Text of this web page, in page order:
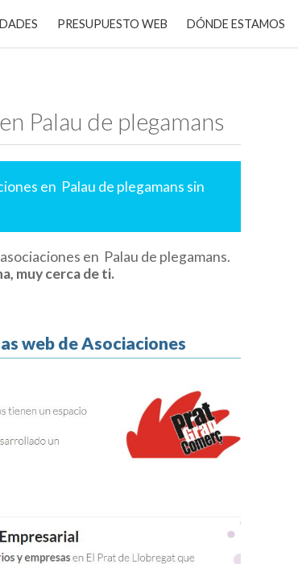
PRESUPUESTO WEB DÓNDE ESTAMOS
Palau de plegamans
en Palau de plegamans sin
en Palau de plegamans.
muy cerca de ti.
web de Asociaciones